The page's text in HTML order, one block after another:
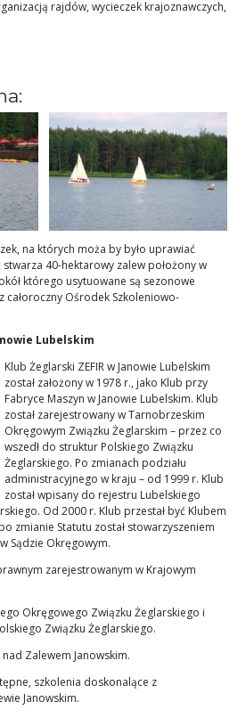
rajdów, wycieczek krajoznawczych,
na których moża by było uprawiać
40-hektarowy zalew położony w
którego usytuowane są sezonowe
Ośrodek Szkoleniowo-
Lubelskim
Klub Żeglarski ZEFIR w Janowie Lubelskim
został założony w 1978 r., jako Klub przy
Fabryce Maszyn w Janowie Lubelskim. Klub
został zarejestrowany w Tarnobrzeskim
Okręgowym Związku Żeglarskim – przez co
wszedł do struktur Polskiego Związku
Żeglarskiego. Po zmianach podziału
administracyjnego w kraju – od 1999 r. Klub
został wpisany do rejestru Lubelskiego
Od 2000 r. Klub przestał być Klubem
zmianie Statutu został stowarzyszeniem
Sądzie Okręgowym.
zarejestrowanym w Krajowym
Okręgowego Związku Żeglarskiego i
Związku Żeglarskiego.
Zalewem Janowskim.
szkolenia doskonalące z
Janowskim.